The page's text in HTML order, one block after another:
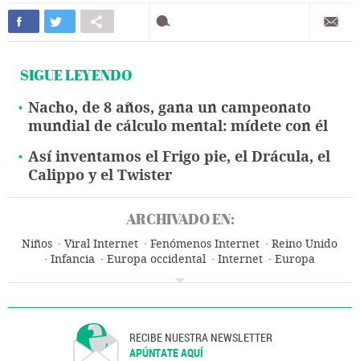
SIGUE LEYENDO
Nacho, de 8 años, gana un campeonato
mundial de cálculo mental: mídete con él
Así inventamos el Frigo pie, el Drácula, el
Calippo y el Twister
ARCHIVADO EN:
Niños Viral Internet Fenómenos Internet
Reino Unido
Infancia
Europa occidental Internet
Europa
RECIBE NUESTRA NEWSLETTER
APÚNTATE AQUÍ